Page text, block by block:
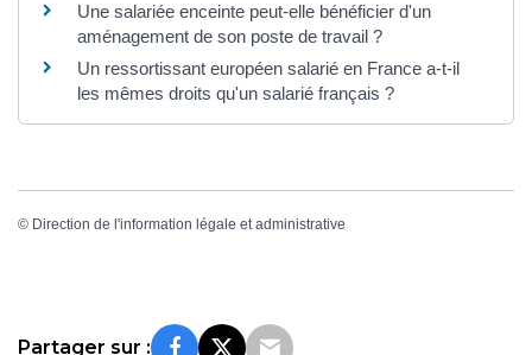
Une salariée enceinte peut-elle bénéficier d'un
aménagement de son poste de travail ?
Un ressortissant européen salarié en France a-t-il
les mêmes droits qu'un salarié français ?
© Direction de l'information légale et administrative
Partager sur :